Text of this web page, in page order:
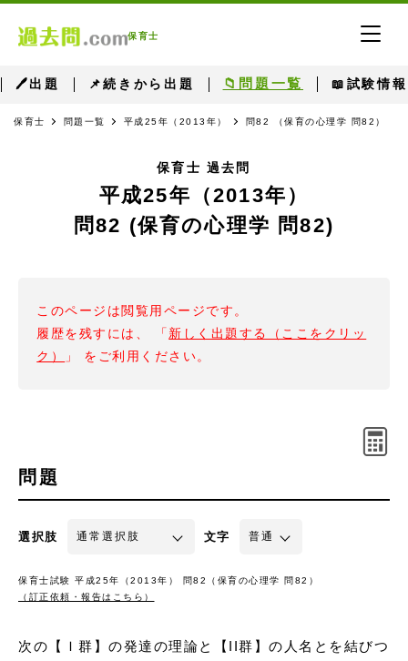
保育士
🖊出題 📌続きから出題 📁問題一覧 📖試験情報
保育士 問題一覧 平成25年（2013年） 問82 （保育の心理学 問82）
保育士 過去問
平成25年（2013年）
問82 (保育の心理学 問82)
このページは閲覧用ページです。
履歴を残すには、 「 新しく出題する（ここをクリッ
ク）
」 をご利用ください。
問題
選択肢 文字
保育士試験 平成25年（2013年） 問82（保育の心理学 問82）
（訂正依頼・報告はこちら）
次の【Ｉ群】の発達の理論と【II群】の人名とを結びつ